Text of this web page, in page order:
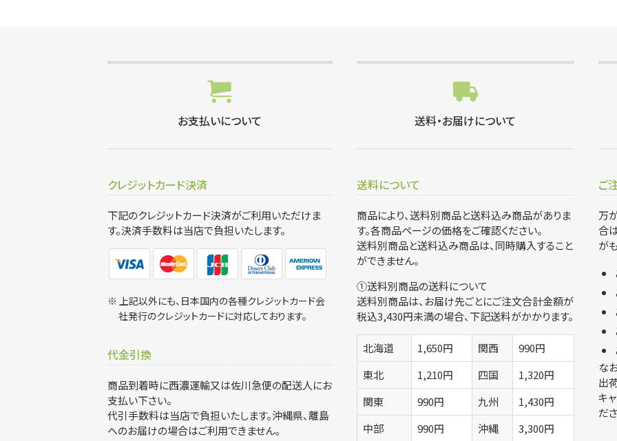
お支払いについて
クレジットカード決済
下記のクレジットカード決済がご利用いただけま
す。決済手数料は当店で負担いたします。
※ 上記以外にも、日本国内の各種クレジットカード会
社発行のクレジットカードに対応しております。
代金引換
商品到着時に西濃運輸又は佐川急便の配送人にお
支払い下さい。
代引手数料は当店で負担いたします。沖縄県、離島
へのお届けの場合はご利用できません。
送料・お届けについて
送料について
商品により、送料別商品と送料込み商品がありま
す。各商品ページの価格をご確認ください。
送料別商品と送料込み商品は、同時購入すること
ができません。
①送料別商品の送料について
送料別商品は、お届け先ごとにご注文合計金額が
税込3,430円未満の場合、下記送料がかかります。
北海道 1,650円 関西
990円
東北
1,210円 四国
1,320円
関東
990円 九州
1,430円
中部
990円 沖縄 3,300円
ご
万
合
が
な
出
キ
だ